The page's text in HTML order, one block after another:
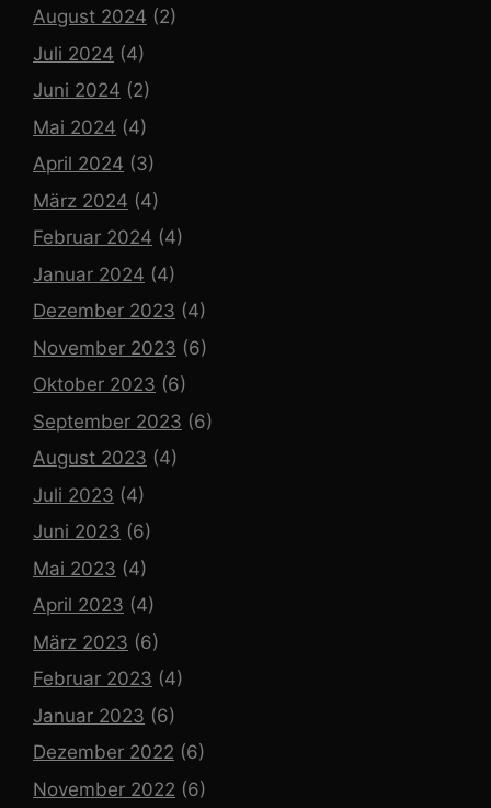
August 2024 (2)
Juli 2024 (4)
Juni 2024 (2)
Mai 2024 (4)
April 2024 (3)
März 2024 (4)
Februar 2024 (4)
Januar 2024 (4)
Dezember 2023 (4)
November 2023 (6)
Oktober 2023 (6)
September 2023 (6)
August 2023 (4)
Juli 2023 (4)
Juni 2023 (6)
Mai 2023 (4)
April 2023 (4)
März 2023 (6)
Februar 2023 (4)
Januar 2023 (6)
Dezember 2022 (6)
November 2022 (6)